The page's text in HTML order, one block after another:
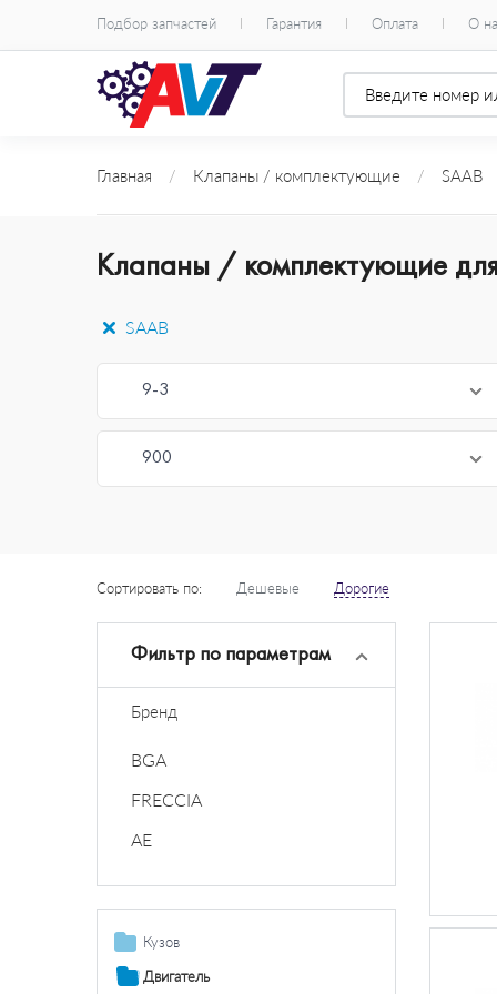
Подбор запчастей Гарантия Оплата О
Главная / Клапаны / комплектующие / SAAB
Клапаны / комплектующие
SAAB
9-3
900
Сортировать по: Дешевые Дорогие
Фильтр по параметрам
Бренд
BGA
FRECCIA
AE
Кузов
Газовые пружины
Двигатель